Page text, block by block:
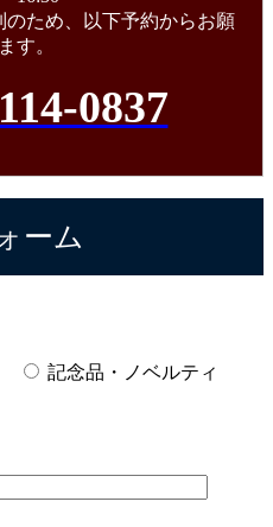
ため、以下予約からお願
す。
0837
ーム
記念品・ノベルティ